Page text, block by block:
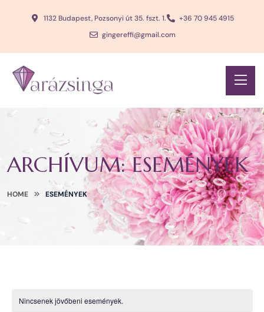
1132 Budapest, Pozsonyi út 35. fszt. 1.
+36 70 945 4915
gingereffi@gmail.com
ARCHÍVUM:ESEMÉNYEK
HOME ESEMÉNYEK
Nincsenek jövőbeni események.